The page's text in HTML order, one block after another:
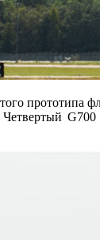
G700